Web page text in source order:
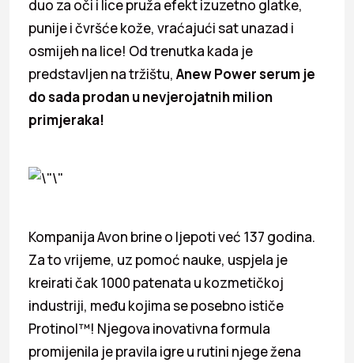
duo za oči i lice pruža efekt izuzetno glatke,
punije i čvršće kože, vraćajući sat unazad i
osmijeh na lice! Od trenutka kada je
predstavljen na tržištu, Anew Power serum je
do sada prodan u nevjerojatnih milion
primjeraka!
Kompanija Avon brine o ljepoti već 137 godina.
Za to vrijeme, uz pomoć nauke, uspjela je
kreirati čak 1000 patenata u kozmetičkoj
industriji, među kojima se posebno ističe
Protinol™! Njegova inovativna formula
promijenila je pravila igre u rutini njege žena